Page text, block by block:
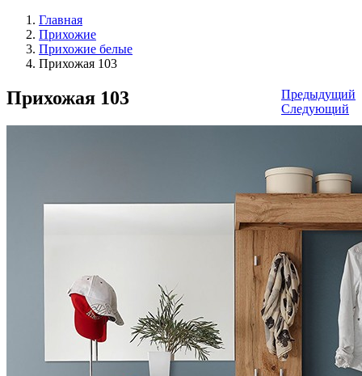
Главная
Прихожие
Прихожие белые
Прихожая 103
Предыдущий
Следующий
Прихожая 103